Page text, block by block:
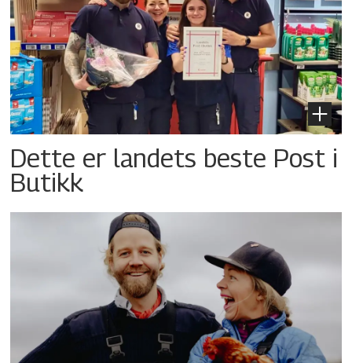
Dette er landets beste Post i
Butikk